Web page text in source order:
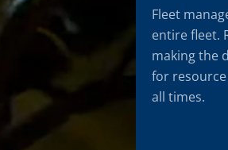
Fleet
entire fleet.
making the
for
all times.